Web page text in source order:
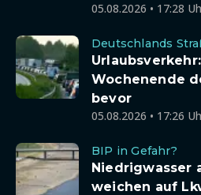
05.08.2026 • 17:28
Deutschlands
Wochenende
bevor
05.08.2026 • 17:26
BIP in Gefahr?
Niedrigwasser
weichen auf